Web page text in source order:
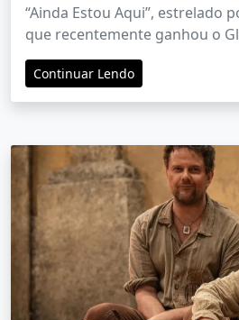
Centerplex Barretos
“Ainda Estou Aqui”, estrelado
que recentemente ganhou o
na categoria de Melhor Atriz
Continuar Lendo